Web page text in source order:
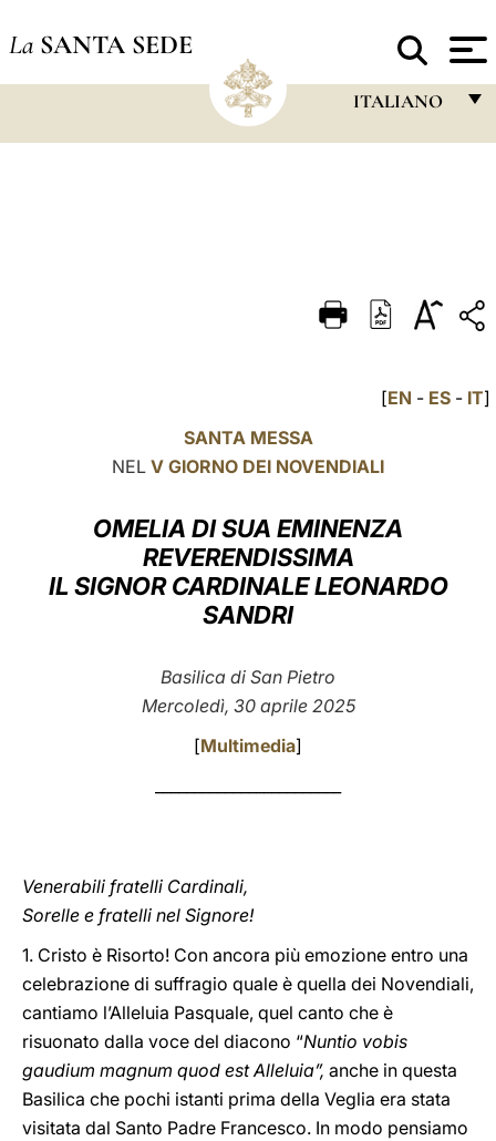
La SANTA SEDE
ITALIANO
FRANÇAIS
ESPAÑOL
POLSKI
LATINE
[EN - ES - IT]
SANTA MESSA
NEL V GIORNO DEI NOVENDIALI
OMELIA DI SUA EMINENZA
REVERENDISSIMA
IL SIGNOR CARDINALE LEONARDO
SANDRI
Basilica di San Pietro
Mercoledì, 30 aprile 2025
[Multimedia]
Venerabili fratelli Cardinali,
Sorelle e fratelli nel Signore!
1. Cristo è Risorto! Con ancora più emozione entro una
celebrazione di suffragio quale è quella dei Novendiali,
cantiamo l’Alleluia Pasquale, quel canto che è
risuonato dalla voce del diacono “Nuntio vobis
gaudium magnum quod est Alleluia”, anche in questa
Basilica che pochi istanti prima della Veglia era stata
visitata dal Santo Padre Francesco. In modo pensiamo